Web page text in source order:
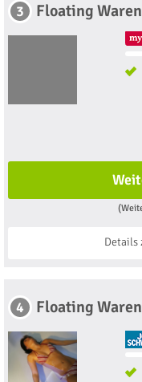
3 Floating
Details
4 Floating